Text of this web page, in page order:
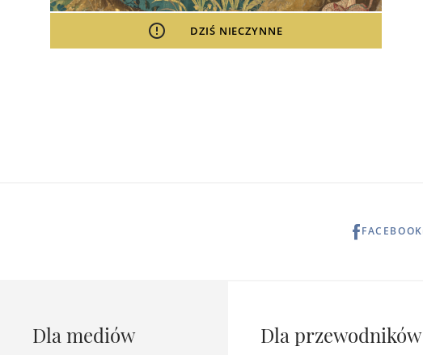
DZIŚ NIECZYNNE
FACEBOOK
Dla mediów Dla przewodników